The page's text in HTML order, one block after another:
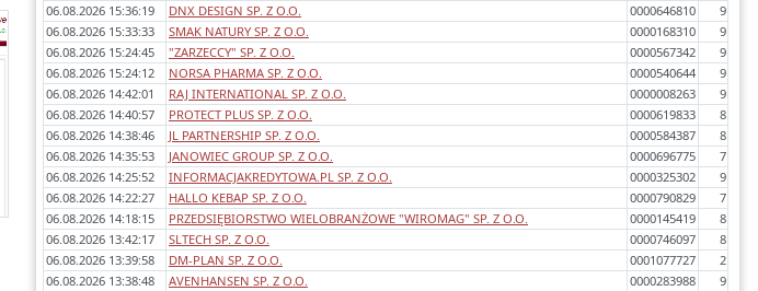
06.08.2026 15:36:19
DNX DESIGN SP. Z O.O. 0000646810
9
06.08.2026 15:33:33
SMAK NATURY SP. Z O.O. 0000168310
9
06.08.2026 15:24:45
"ZARZECCY" SP. Z O.O. 0000567342
9
06.08.2026 15:24:12
NORSA PHARMA SP. Z O.O. 0000540644
9
06.08.2026 14:42:01
RAJ INTERNATIONAL SP. Z O.O. 0000008263
9
06.08.2026 14:40:57
PROTECT PLUS SP. Z O.O. 0000619833
8
06.08.2026 14:38:46
JL PARTNERSHIP SP. Z O.O. 0000584387
8
06.08.2026 14:35:53
JANOWIEC GROUP SP. Z O.O. 0000696775
7
06.08.2026 14:25:52
INFORMACJAKREDYTOWA.PL SP. Z O.O. 0000325302
9
06.08.2026 14:22:27
HALLO KEBAP SP. Z O.O. 0000790829
7
06.08.2026 14:18:15
PRZEDSIĘBIORSTWO WIELOBRANŻOWE "WIROMAG" SP. Z O.O. 0000145419
8
06.08.2026 13:42:17
SLTECH SP. Z O.O. 0000746097
8
06.08.2026 13:39:58
DM-PLAN SP. Z O.O. 0001077727
2
06.08.2026 13:38:48
AVENHANSEN SP. Z O.O. 0000283988
9